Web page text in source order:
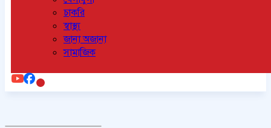
চাকরি
স্বাস্থ্য
জানা অজানা
সামাজিক